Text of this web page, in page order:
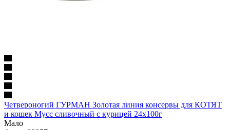
Четвероногий ГУРМАН Золотая линия консервы для КОТЯТ
и кошек Мусс сливочный с курицей 24х100г
Мало